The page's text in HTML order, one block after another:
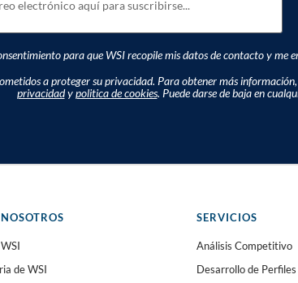
para que WSI recopile mis datos de contacto y me
a proteger su privacidad. Para obtener más
privacidadypolitica de cookies. Puede darse de baja en
de WSI
SERVICIOS
Análisis Competitivo
Desarrollo de